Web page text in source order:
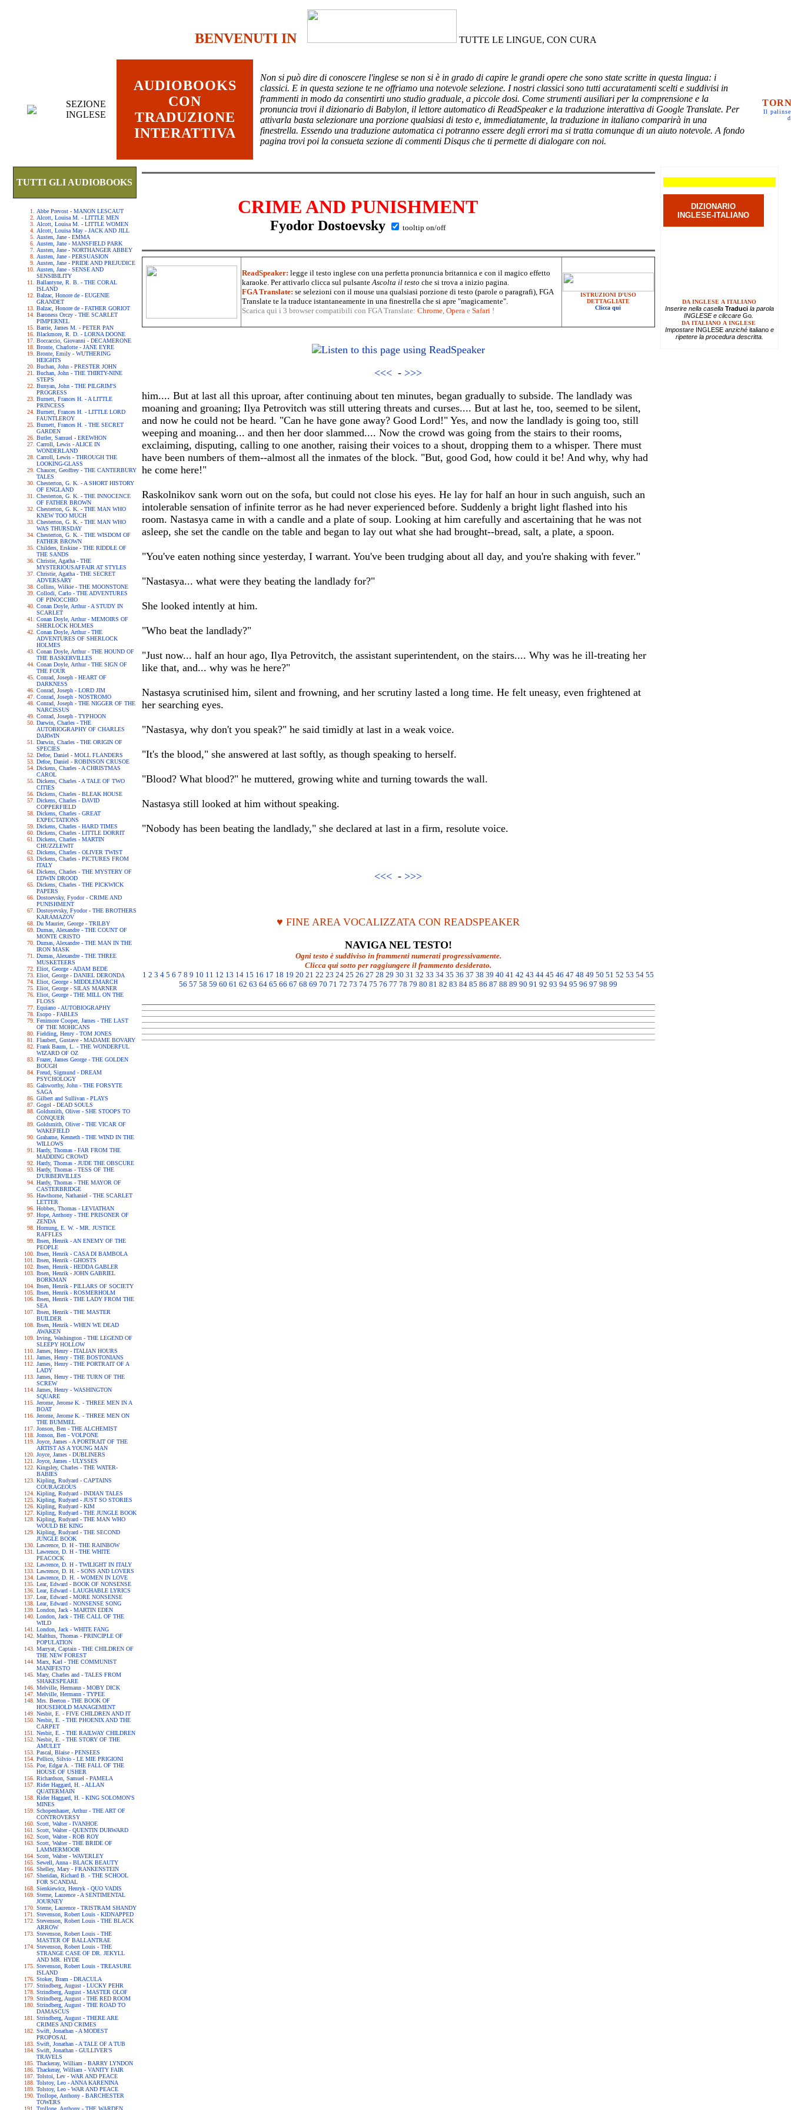
BENVENUTI IN TUTTE LE LINGUE, CON CURA
SEZIONE
INGLESE
AUDIOBOOKS
CON
TRADUZIONE
INTERATTIVA
Non si può dire di conoscere l'inglese se non si è in grado di capire le grandi opere che sono state scritte in questa lingua: i
classici. E in questa sezione te ne offriamo una notevole selezione. I nostri classici sono tutti accuratamenti scelti e suddivisi in
frammenti in modo da consentirti uno studio graduale, a piccole dosi. Come strumenti ausiliari per la comprensione e la
pronuncia trovi il dizionario di Babylon, il lettore automatico di ReadSpeaker e la traduzione interattiva di Google Translate. Per
attivarla basta selezionare una porzione qualsiasi di testo e, immediatamente, la traduzione in italiano comparirà in una
finestrella. Essendo una traduzione automatica ci potranno essere degli errori ma si tratta comunque di un aiuto notevole. A fondo
pagina trovi poi la consueta sezione di commenti Disqus che ti permette di dialogare con noi.
Il
TUTTI GLI AUDIOBOOKS
Abbe Prevost - MANON LESCAUT
Alcott, Louisa M. - LITTLE MEN
Alcott, Louisa M. - LITTLE WOMEN
Alcott, Louisa May - JACK AND JILL
Austen, Jane - EMMA
Austen, Jane - MANSFIELD PARK
Austen, Jane - NORTHANGER ABBEY
Austen, Jane - PERSUASION
Austen, Jane - PRIDE AND PREJUDICE
Austen, Jane - SENSE AND
SENSIBILITY
Ballantyne, R. B. - THE CORAL
ISLAND
Balzac, Honore de - EUGENIE
GRANDET
Balzac, Honore de - FATHER GORIOT
Baroness Orczy - THE SCARLET
PIMPERNEL
Barrie, James M. - PETER PAN
Blackmore, R. D. - LORNA DOONE
Boccaccio, Giovanni - DECAMERONE
Bronte, Charlotte - JANE EYRE
Bronte, Emily - WUTHERING
HEIGHTS
Buchan, John - PRESTER JOHN
Buchan, John - THE THIRTY-NINE
STEPS
Bunyan, John - THE PILGRIM'S
PROGRESS
Burnett, Frances H. - A LITTLE
PRINCESS
Burnett, Frances H. - LITTLE LORD
FAUNTLEROY
Burnett, Frances H. - THE SECRET
GARDEN
Butler, Samuel - EREWHON
Carroll, Lewis - ALICE IN
WONDERLAND
Carroll, Lewis - THROUGH THE
LOOKING-GLASS
Chaucer, Geoffrey - THE CANTERBURY
TALES
Chesterton, G. K. - A SHORT HISTORY
OF ENGLAND
Chesterton, G. K. - THE INNOCENCE
OF FATHER BROWN
Chesterton, G. K. - THE MAN WHO
KNEW TOO MUCH
Chesterton, G. K. - THE MAN WHO
WAS THURSDAY
Chesterton, G. K. - THE WISDOM OF
FATHER BROWN
Childers, Erskine - THE RIDDLE OF
THE SANDS
Christie, Agatha - THE
MYSTERIOUSAFFAIR AT STYLES
Christie, Agatha - THE SECRET
ADVERSARY
Collins, Wilkie - THE MOONSTONE
Collodi, Carlo - THE ADVENTURES
OF PINOCCHIO
Conan Doyle, Arthur - A STUDY IN
SCARLET
Conan Doyle, Arthur - MEMOIRS OF
SHERLOCK HOLMES
Conan Doyle, Arthur - THE
ADVENTURES OF SHERLOCK
HOLMES
Conan Doyle, Arthur - THE HOUND OF
THE BASKERVILLES
Conan Doyle, Arthur - THE SIGN OF
THE FOUR
Conrad, Joseph - HEART OF
DARKNESS
Conrad, Joseph - LORD JIM
Conrad, Joseph - NOSTROMO
Conrad, Joseph - THE NIGGER OF THE
NARCISSUS
Conrad, Joseph - TYPHOON
Darwin, Charles - THE
AUTOBIOGRAPHY OF CHARLES
DARWIN
Darwin, Charles - THE ORIGIN OF
SPECIES
Defoe, Daniel - MOLL FLANDERS
Defoe, Daniel - ROBINSON CRUSOE
Dickens, Charles - A CHRISTMAS
CAROL
Dickens, Charles - A TALE OF TWO
CITIES
Dickens, Charles - BLEAK HOUSE
Dickens, Charles - DAVID
COPPERFIELD
Dickens, Charles - GREAT
EXPECTATIONS
Dickens, Charles - HARD TIMES
Dickens, Charles - LITTLE DORRIT
Dickens, Charles - MARTIN
CHUZZLEWIT
Dickens, Charles - OLIVER TWIST
Dickens, Charles - PICTURES FROM
ITALY
Dickens, Charles - THE MYSTERY OF
EDWIN DROOD
Dickens, Charles - THE PICKWICK
PAPERS
Dostoevsky, Fyodor - CRIME AND
PUNISHMENT
Dostoyevsky, Fyodor - THE BROTHERS
KARAMAZOV
Du Maurier, George - TRILBY
Dumas, Alexandre - THE COUNT OF
MONTE CRISTO
Dumas, Alexandre - THE MAN IN THE
IRON MASK
Dumas, Alexandre - THE THREE
MUSKETEERS
Eliot, George - ADAM BEDE
Eliot, George - DANIEL DERONDA
Eliot, George - MIDDLEMARCH
Eliot, George - SILAS MARNER
Eliot, George - THE MILL ON THE
FLOSS
Equiano - AUTOBIOGRAPHY
Esopo - FABLES
Fenimore Cooper, James - THE LAST
OF THE MOHICANS
Fielding, Henry - TOM JONES
Flaubert, Gustave - MADAME BOVARY
Frank Baum, L. - THE WONDERFUL
WIZARD OF OZ
Frazer, James George - THE GOLDEN
BOUGH
Freud, Sigmund - DREAM
PSYCHOLOGY
Galsworthy, John - THE FORSYTE
SAGA
Gilbert and Sullivan - PLAYS
Gogol - DEAD SOULS
Goldsmith, Oliver - SHE STOOPS TO
CONQUER
Goldsmith, Oliver - THE VICAR OF
WAKEFIELD
Grahame, Kenneth - THE WIND IN THE
WILLOWS
Hardy, Thomas - FAR FROM THE
MADDING CROWD
Hardy, Thomas - JUDE THE OBSCURE
Hardy, Thomas - TESS OF THE
D'URBERVILLES
Hardy, Thomas - THE MAYOR OF
CASTERBRIDGE
Hawthorne, Nathaniel - THE SCARLET
LETTER
Hobbes, Thomas - LEVIATHAN
Hope, Anthony - THE PRISONER OF
ZENDA
Hornung, E. W. - MR. JUSTICE
RAFFLES
Ibsen, Henrik - AN ENEMY OF THE
PEOPLE
Ibsen, Henrik - CASA DI BAMBOLA
Ibsen, Henrik - GHOSTS
Ibsen, Henrik - HEDDA GABLER
Ibsen, Henrik - JOHN GABRIEL
BORKMAN
Ibsen, Henrik - PILLARS OF SOCIETY
Ibsen, Henrik - ROSMERHOLM
Ibsen, Henrik - THE LADY FROM THE
SEA
Ibsen, Henrik - THE MASTER
BUILDER
Ibsen, Henrik - WHEN WE DEAD
AWAKEN
Irving, Washington - THE LEGEND OF
SLEEPY HOLLOW
James, Henry - ITALIAN HOURS
James, Henry - THE BOSTONIANS
James, Henry - THE PORTRAIT OF A
LADY
James, Henry - THE TURN OF THE
SCREW
James, Henry - WASHINGTON
SQUARE
Jerome, Jerome K. - THREE MEN IN A
BOAT
Jerome, Jerome K. - THREE MEN ON
THE BUMMEL
Jonson, Ben - THE ALCHEMIST
Jonson, Ben - VOLPONE
Joyce, James - A PORTRAIT OF THE
ARTIST AS A YOUNG MAN
Joyce, James - DUBLINERS
Joyce, James - ULYSSES
Kingsley, Charles - THE WATER-
BABIES
Kipling, Rudyard - CAPTAINS
COURAGEOUS
Kipling, Rudyard - INDIAN TALES
Kipling, Rudyard - JUST SO STORIES
Kipling, Rudyard - KIM
Kipling, Rudyard - THE JUNGLE BOOK
Kipling, Rudyard - THE MAN WHO
WOULD BE KING
Kipling, Rudyard - THE SECOND
JUNGLE BOOK
Lawrence, D. H - THE RAINBOW
Lawrence, D. H - THE WHITE
PEACOCK
Lawrence, D. H - TWILIGHT IN ITALY
Lawrence, D. H. - SONS AND LOVERS
Lawrence, D. H. - WOMEN IN LOVE
Lear, Edward - BOOK OF NONSENSE
Lear, Edward - LAUGHABLE LYRICS
Lear, Edward - MORE NONSENSE
Lear, Edward - NONSENSE SONG
London, Jack - MARTIN EDEN
London, Jack - THE CALL OF THE
WILD
London, Jack - WHITE FANG
Malthus, Thomas - PRINCIPLE OF
POPULATION
Marryat, Captain - THE CHILDREN OF
THE NEW FOREST
Marx, Karl - THE COMMUNIST
MANIFESTO
Mary, Charles and - TALES FROM
SHAKESPEARE
Melville, Hermann - MOBY DICK
Melville, Hermann - TYPEE
Mrs. Beeton - THE BOOK OF
HOUSEHOLD MANAGEMENT
Nesbit, E. - FIVE CHILDREN AND IT
Nesbit, E. - THE PHOENIX AND THE
CARPET
Nesbit, E. - THE RAILWAY CHILDREN
Nesbit, E. - THE STORY OF THE
AMULET
Pascal, Blaise - PENSEES
Pellico, Silvio - LE MIE PRIGIONI
Poe, Edgar A. - THE FALL OF THE
HOUSE OF USHER
Richardson, Samuel - PAMELA
Rider Haggard, H. - ALLAN
QUATERMAIN
Rider Haggard, H. - KING SOLOMON'S
MINES
Schopenhauer, Arthur - THE ART OF
CONTROVERSY
Scott, Walter - IVANHOE
Scott, Walter - QUENTIN DURWARD
Scott, Walter - ROB ROY
Scott, Walter - THE BRIDE OF
LAMMERMOOR
Scott, Walter - WAVERLEY
Sewell, Anna - BLACK BEAUTY
Shelley, Mary - FRANKENSTEIN
Sheridan, Richard B. - THE SCHOOL
FOR SCANDAL
Sienkiewicz, Henryk - QUO VADIS
Sterne, Laurence - A SENTIMENTAL
JOURNEY
Sterne, Laurence - TRISTRAM SHANDY
Stevenson, Robert Louis - KIDNAPPED
Stevenson, Robert Louis - THE BLACK
ARROW
Stevenson, Robert Louis - THE
MASTER OF BALLANTRAE
Stevenson, Robert Louis - THE
STRANGE CASE OF DR. JEKYLL
AND MR. HYDE
Stevenson, Robert Louis - TREASURE
ISLAND
Stoker, Bram - DRACULA
Strindberg, August - LUCKY PEHR
Strindberg, August - MASTER OLOF
Strindberg, August - THE RED ROOM
Strindberg, August - THE ROAD TO
DAMASCUS
Strindberg, August - THERE ARE
CRIMES AND CRIMES
Swift, Jonathan - A MODEST
PROPOSAL
Swift, Jonathan - A TALE OF A TUB
Swift, Jonathan - GULLIVER'S
TRAVELS
Thackeray, William - BARRY LYNDON
Thackeray, William - VANITY FAIR
Tolstoi, Lev - WAR AND PEACE
Tolstoy, Leo - ANNA KARENINA
Tolstoy, Leo - WAR AND PEACE
Trollope, Anthony - BARCHESTER
TOWERS
Trollope, Anthony - THE WARDEN
CRIME AND PUNISHMENT
Fyodor Dostoevsky tooltip on/off
ReadSpeaker: legge il testo inglese con una perfetta pronuncia britannica e con il magico effetto
karaoke. Per attivarlo clicca sul pulsanteAscolta il testo che si trova a inizio pagina.
FGA Translate: se selezioni con il mouse una qualsiasi porzione di testo (parole o paragrafi), FGA
Translate te la traduce istantaneamente in una finestrella che si apre "magicamente".
Scarica qui i 3 browser compatibili con FGA Translate: Chrome, Operae Safari !
ISTRUZIONI D'USO
DETTAGLIATE
Clicca qui
<<< - >>>
him.... But at last all this uproar, after continuing about ten minutes, began gradually to subside. The landlady was
moaning and groaning; Ilya Petrovitch was still uttering threats and curses.... But at last he, too, seemed to be silent,
and now he could not be heard. "Can he have gone away? Good Lord!" Yes, and now the landlady is going too, still
weeping and moaning... and then her door slammed.... Now the crowd was going from the stairs to their rooms,
exclaiming, disputing, calling to one another, raising their voices to a shout, dropping them to a whisper. There must
have been numbers of them--almost all the inmates of the block. "But, good God, how could it be! And why, why had
he come here!"
Raskolnikov sank worn out on the sofa, but could not close his eyes. He lay for half an hour in such anguish, such an
intolerable sensation of infinite terror as he had never experienced before. Suddenly a bright light flashed into his
room. Nastasya came in with a candle and a plate of soup. Looking at him carefully and ascertaining that he was not
asleep, she set the candle on the table and began to lay out what she had brought--bread, salt, a plate, a spoon.
"You've eaten nothing since yesterday, I warrant. You've been trudging about all day, and you're shaking with fever."
"Nastasya... what were they beating the landlady for?"
She looked intently at him.
"Who beat the landlady?"
"Just now... half an hour ago, Ilya Petrovitch, the assistant superintendent, on the stairs.... Why was he ill-treating her
like that, and... why was he here?"
Nastasya scrutinised him, silent and frowning, and her scrutiny lasted a long time. He felt uneasy, even frightened at
her searching eyes.
"Nastasya, why don't you speak?" he said timidly at last in a weak voice.
"It's the blood," she answered at last softly, as though speaking to herself.
"Blood? What blood?" he muttered, growing white and turning towards the wall.
Nastasya still looked at him without speaking.
"Nobody has been beating the landlady," she declared at last in a firm, resolute voice.
<<< - >>>
♥ FINE AREA VOCALIZZATA CON READSPEAKER
NAVIGA NEL TESTO!
Ogni testo è suddiviso in frammenti numerati progressivamente.
Clicca qui sotto per raggiungere il frammento desiderato.
1 2 3 4 5 6 7 8 9 10 11 12 13 14 15 16 17 18 19 20 21 22 23 24 25 26 27 28 29 30 31 32 33 34 35 36 37 38 39 40 41 42 43 44 45 46 47 48 49 50 51 52 53 54 55
56 57 58 59 60 61 62 63 64 65 66 67 68 69 70 71 72 73 74 75 76 77 78 79 80 81 82 83 84 85 86 87 88 89 90 91 92 93 94 95 96 97 98 99
DIZIONARIO
INGLESE-ITALIANO
DA INGLESE A ITALIANO
Inserire nella casella Traducila parola
INGLESE e cliccare Go.
DA ITALIANO A INGLESE
Impostare INGLESEanziché italianoe
ripetere la procedura descritta.